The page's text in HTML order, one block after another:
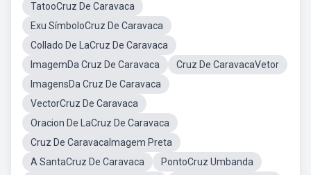
TatooCruz De Caravaca
Exu SímboloCruz De Caravaca
Collado De LaCruz De Caravaca
ImagemDa Cruz De Caravaca
Cruz De CaravacaVetor
ImagensDa Cruz De Caravaca
VectorCruz De Caravaca
Oracion De LaCruz De Caravaca
Cruz De CaravacaImagem Preta
A SantaCruz De Caravaca
PontoCruz Umbanda